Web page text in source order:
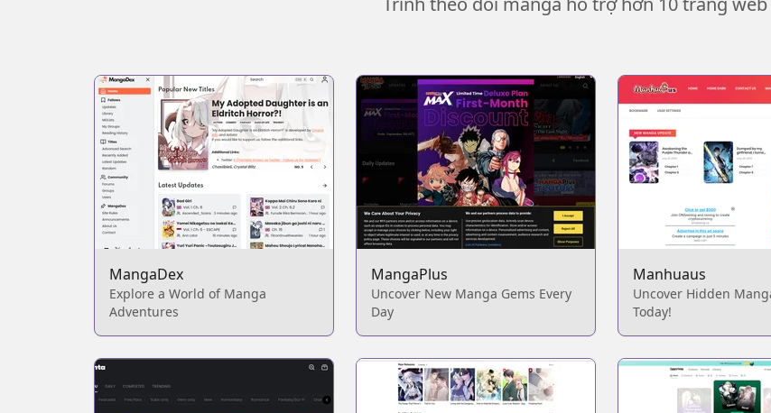
MangaDex
Explore a World of Manga
Adventures
MangaPlus
Uncover New Manga Gems Every
Day
Manhuaus
Uncover Hidden
Today!